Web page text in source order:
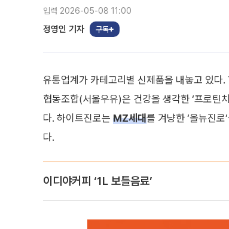
입력 2026-05-08 11:00
정영인 기자 구독
유통업계가 카테고리별 신제품을 내놓고 있다
협동조합(서울우유)은 건강을 생각한 ‘프로틴
다. 하이트진로는 MZ세대를 겨냥한 ‘올뉴진
다.
이디야커피 ‘1L 보틀음료’